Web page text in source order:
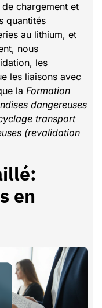
chargement et
quantités
au lithium, et
nous
les
les liaisons avec
la Formation
dangereuses
transport
(revalidation
en